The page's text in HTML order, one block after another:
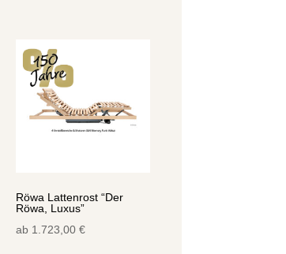
Röwa Lattenrost “Der
Röwa, Luxus”
ab 1.723,00 €